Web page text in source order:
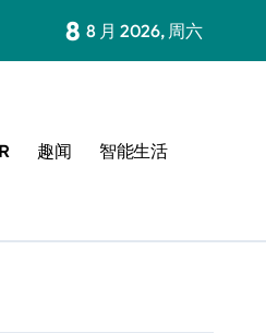
8 8 月 2026, 周六
趣闻 智能生活